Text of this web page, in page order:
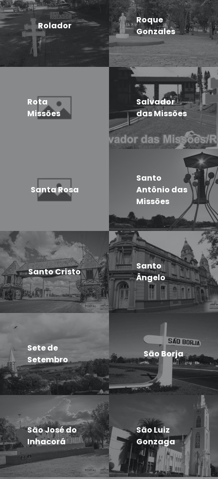
Rolador
Roque
Gonzales
Rota
Missões
Salvador
das Missões
Santa Rosa
Santo
Antônio das
Missões
Santo Cristo
Santo
Ângelo
Sete de
Setembro
São Borja
São José do
Inhacorá
São Luiz
Gonzaga